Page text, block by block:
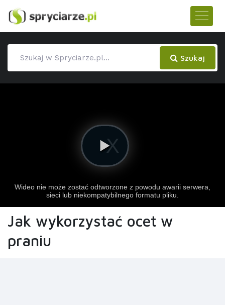
Szukaj
Jak wykorzystać ocet w
praniu